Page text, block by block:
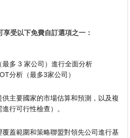
受以下免費自訂選項之一：
最多 3 家公司）進行全面分析
分析（最多3家公司）
主要國家的市場估算和預測，以及複
行可行性檢查）。
蓋範圍和策略聯盟對領先公司進行基